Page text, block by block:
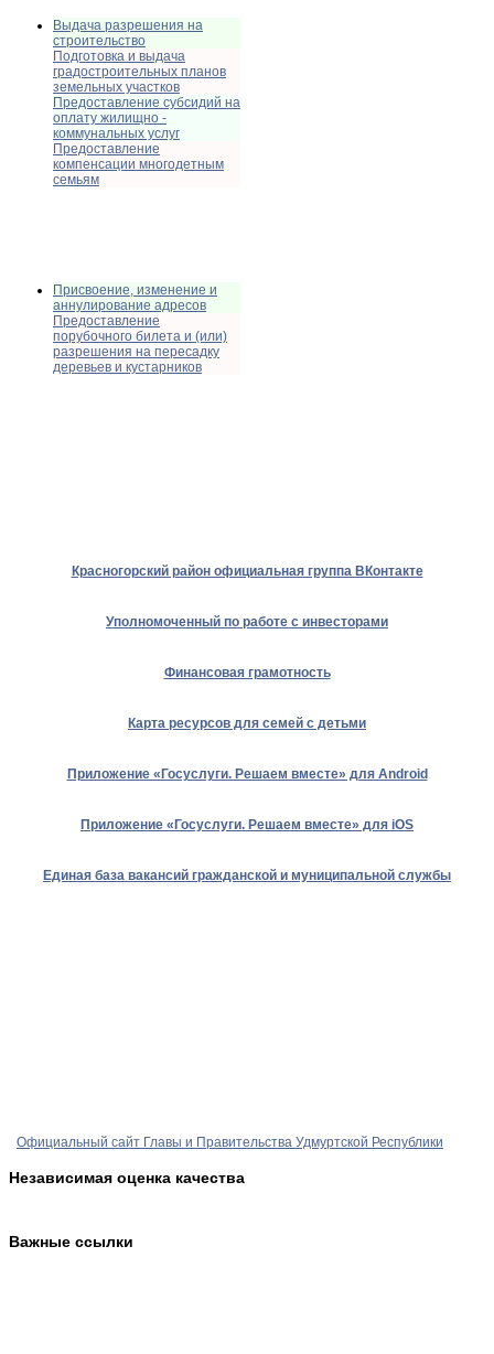
Выдача разрешения на
строительство
Подготовка и выдача
градостроительных планов
земельных участков
Предоставление субсидий на
оплату жилищно -
коммунальных услуг
Предоставление
компенсации многодетным
семьям
Присвоение, изменение и
аннулирование адресов
Предоставление
порубочного билета и (или)
разрешения на пересадку
деревьев и кустарников
Красногорский район официальная группа ВКонтакте
Уполномоченный по работе с инвесторами
Финансовая грамотность
Карта ресурсов для семей с детьми
Приложение «Госуслуги. Решаем вместе» для Android
Приложение «Госуслуги. Решаем вместе» для iOS
Единая база вакансий гражданской и муниципальной службы
Официальный сайт Главы и Правительства Удмуртской Республики
Независимая оценка качества
Важные ссылки